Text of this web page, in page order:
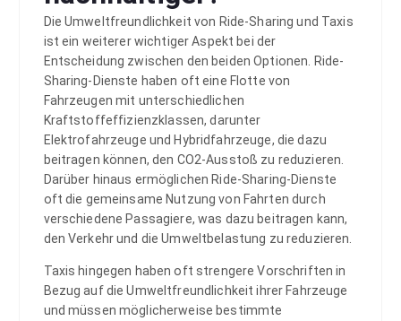
Die Umweltfreundlichkeit von Ride-Sharing und Taxis
ist ein weiterer wichtiger Aspekt bei der
Entscheidung zwischen den beiden Optionen. Ride-
Sharing-Dienste haben oft eine Flotte von
Fahrzeugen mit unterschiedlichen
Kraftstoffeffizienzklassen, darunter
Elektrofahrzeuge und Hybridfahrzeuge, die dazu
beitragen können, den CO2-Ausstoß zu reduzieren.
Darüber hinaus ermöglichen Ride-Sharing-Dienste
oft die gemeinsame Nutzung von Fahrten durch
verschiedene Passagiere, was dazu beitragen kann,
den Verkehr und die Umweltbelastung zu reduzieren.
Taxis hingegen haben oft strengere Vorschriften in
Bezug auf die Umweltfreundlichkeit ihrer Fahrzeuge
und müssen möglicherweise bestimmte